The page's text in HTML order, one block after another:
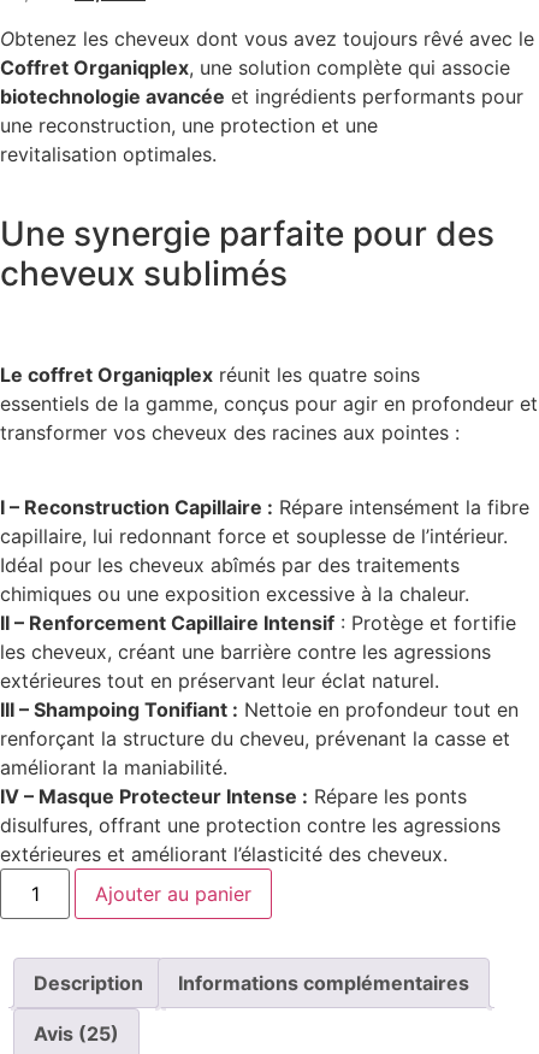
Obtenez les cheveux dont vous avez toujours rêvé avec le
Coffret Organiqplex, une solution complète qui associe
biotechnologie avancée et ingrédients performants pour
une reconstruction, une protection et une
revitalisation optimales.
Une synergie parfaite pour des
cheveux sublimés
Le coffret Organiqplex réunit les quatre soins
essentiels de la gamme, conçus pour agir en profondeur et
transformer vos cheveux des racines aux pointes :
I – Reconstruction Capillaire : Répare intensément la fibre
capillaire, lui redonnant force et souplesse de l’intérieur.
Idéal pour les cheveux abîmés par des traitements
chimiques ou une exposition excessive à la chaleur.
II – Renforcement Capillaire Intensif : Protège et fortifie
les cheveux, créant une barrière contre les agressions
extérieures tout en préservant leur éclat naturel.
III – Shampoing Tonifiant : Nettoie en profondeur tout en
renforçant la structure du cheveu, prévenant la casse et
améliorant la maniabilité.
IV – Masque Protecteur Intense : Répare les ponts
disulfures, offrant une protection contre les agressions
extérieures et améliorant l’élasticité des cheveux.
Ajouter au panier
Description Informations complémentaires
Avis (25)